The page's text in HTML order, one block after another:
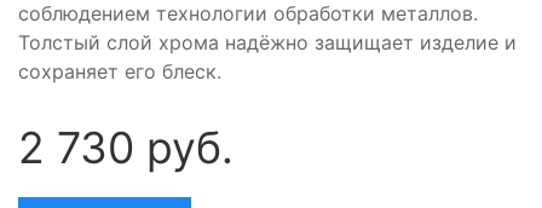
соблюдением технологии обработки металлов.
Толстый слой хрома надёжно защищает изделие и
сохраняет его блеск.
2 730 руб.